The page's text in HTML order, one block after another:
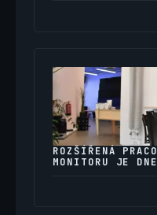
ROZŠÍŘENÁ
MONITORU JE